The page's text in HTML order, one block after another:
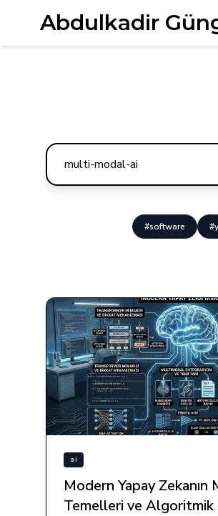
Abdulkadir
#software
ai
Modern Yapay Zekanın
Temelleri ve